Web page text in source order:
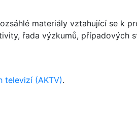
materiály vztahující se k
řada výzkumů, případových
televizí (AKTV).